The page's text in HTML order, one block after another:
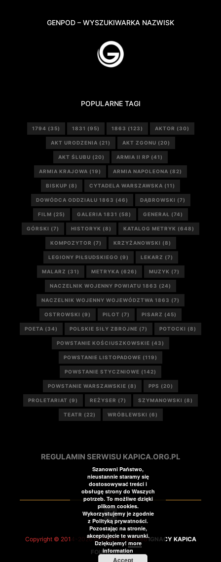
GENPOD – WYSZUKIWARKA NAZWISK
POPULARNE TAGI
1794 (35) 1831 (95) 1863 (123) AKTOR (30)
AKT URODZENIA (21) AKT ZGONU (20)
AKT ŚLUBU (20) ARMIA II RP (41)
ARMIA KRAJOWA (19) ARMIA NAPOLEONA (82)
BISKUP (8) CYTADELA WARSZAWSKA (11)
DOWÓDCA ODDZIAŁU 1863 (46) DĄBROWSKI (7)
FILM (25) GALERIA 1831 (58) GENERAŁ (74)
GÓRSKI (7) HISTORYK (8) KATALOG METRYK (648)
KOMPOZYTOR (7) KRZYŻANOWSKI (8)
LEGIONY PIŁSUDSKIEGO (9) LEKARZ (7)
MALARZ (31) METRYKA (626) MUZYK (7)
NACZELNIK WOJENNY POWIATU 1863 (24)
NACZELNIK WOJENNY WOJEWÓDZTWA 1863 (7)
OSTROWSKI (9) PILOT (7) PISARZ (45)
POETA (34) POLSKIE SIŁY ZBROJNE (7) POTOCKI (8)
POWSTANIE KOŚCIUSZKOWSKIE (43)
POWSTANIE LISTOPADOWE (119)
POWSTANIE STYCZNIOWE (142)
POWSTANIE WARSZAWSKIE (8) PPS (20)
PROLETARIAT (9) REŻYSER (7) SZYMANOWSKI (8)
TEATR (22) WRÓBLEWSKI (6)
REGULAMIN SERWISU KAPICA.ORG.PL
Copyright © 2014-2026 All Rights ReservedIGNACY KAPICA
FOUNDATION
Szanowni Państwo,
nieustannie staramy się
dostosowywać treści i
obsługę strony do Waszych
potrzeb. To możliwe dzięki
plikom cookies.
Wykorzystujemy je zgodnie
z Polityką prywatności.
Pozostając na stronie,
akceptujecie te warunki.
Dziękujemy!more
information
Accept